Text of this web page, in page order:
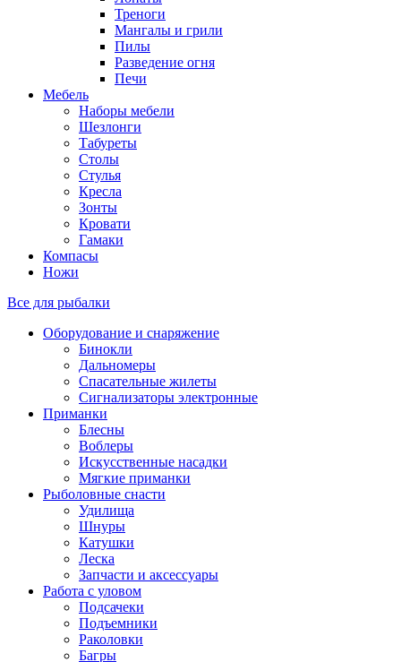
Треноги
Мангалы и грили
Пилы
Разведение огня
Печи
Мебель
Наборы мебели
Шезлонги
Табуреты
Столы
Стулья
Кресла
Зонты
Кровати
Гамаки
Компасы
Ножи
Все для рыбалки
Оборудование и снаряжение
Бинокли
Дальномеры
Спасательные жилеты
Сигнализаторы электронные
Приманки
Блесны
Воблеры
Искусственные насадки
Мягкие приманки
Рыболовные снасти
Удилища
Шнуры
Катушки
Леска
Запчасти и аксессуары
Работа с уловом
Подсачеки
Подъемники
Раколовки
Багры